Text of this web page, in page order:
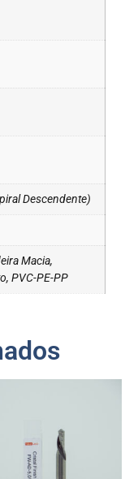
Descendente)
Macia,
PVC-PE-PP